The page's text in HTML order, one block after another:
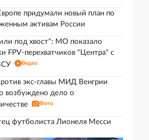
придумали новый план по
активам России
под хвост": МО показало
FPV-перехватчиков "Центра" с
Видео
экс-главы МИД Венгрии
возбуждено дело о
Фото
футболиста Лионеля Месси